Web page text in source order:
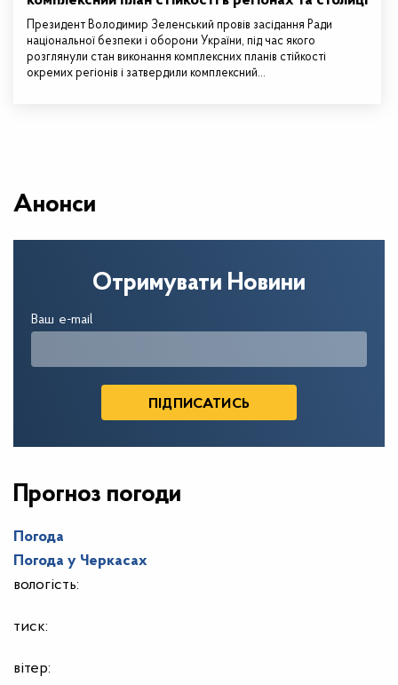
Президент Володимир Зеленський провів засідання Ради
національної безпеки і оборони України, під час якого
розглянули стан виконання комплексних планів стійкості
окремих регіонів і затвердили комплексний…
Анонси
Отримувати Новини
Ваш e-mail
Прогноз погоди
Погода
Погода у Черкасах
вологість:
тиск:
вітер: